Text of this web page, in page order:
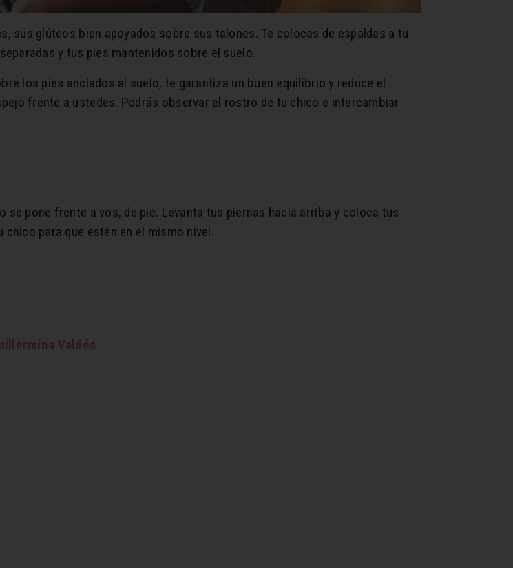
sus glúteos bien apoyados sobre sus talones. Te colocas de espaldas a tu
y tus pies mantenidos sobre el suelo.
los pies anclados al suelo, te garantiza un buen equilibrio y reduce el
frente a ustedes. Podrás observar el rostro de tu chico e intercambiar
pone frente a vos, de pie. Levanta tus piernas hacia arriba y coloca tus
para que estén en el mismo nivel.
Valdés